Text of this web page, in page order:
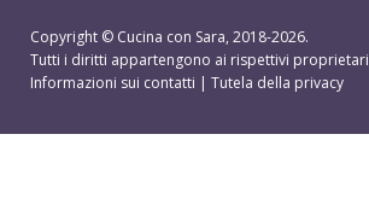
Copyright © Cucina con Sara, 2018-2026.
Tutti i diritti appartengono ai rispettivi proprietari
Informazioni sui contatti | Tutela della privacy